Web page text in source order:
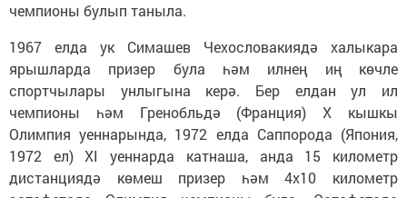
чемпионы булып таныла.
1967 елда ук Симашев Чехословакиядә халыкара
ярышларда призер була һәм илнең иң көчле
спортчылары унлыгына керә. Бер елдан ул ил
чемпионы һәм Гренобльдә (Франция) X кышкы
Олимпия уеннарында, 1972 елда Саппорода (Япония,
1972 ел) XI уеннарда катнаша, анда 15 километр
дистанциядә көмеш призер һәм 4х10 километр